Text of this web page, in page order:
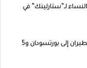
لـ”ستارلينك” في
استئناف رحلات مصر للطيران إلى بورتسودان و5